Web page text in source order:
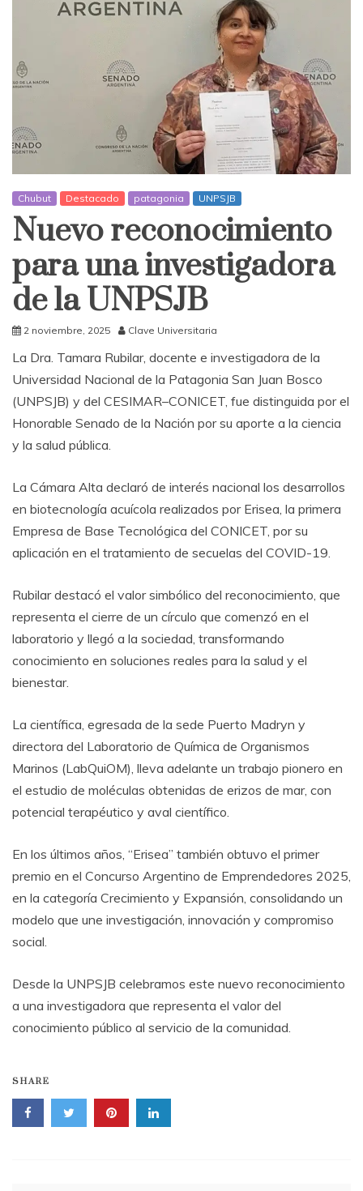
Chubut Destacado patagonia UNPSJB
Nuevo reconocimiento
para una investigadora
de la UNPSJB
2 noviembre, 2025 Clave Universitaria
La Dra. Tamara Rubilar, docente e investigadora de la
Universidad Nacional de la Patagonia San Juan Bosco
(UNPSJB) y del CESIMAR–CONICET, fue distinguida por el
Honorable Senado de la Nación por su aporte a la ciencia
y la salud pública.
La Cámara Alta declaró de interés nacional los desarrollos
en biotecnología acuícola realizados por Erisea, la primera
Empresa de Base Tecnológica del CONICET, por su
aplicación en el tratamiento de secuelas del COVID-19.
Rubilar destacó el valor simbólico del reconocimiento, que
representa el cierre de un círculo que comenzó en el
laboratorio y llegó a la sociedad, transformando
conocimiento en soluciones reales para la salud y el
bienestar.
La científica, egresada de la sede Puerto Madryn y
directora del Laboratorio de Química de Organismos
Marinos (LabQuiOM), lleva adelante un trabajo pionero en
el estudio de moléculas obtenidas de erizos de mar, con
potencial terapéutico y aval científico.
En los últimos años, “Erisea” también obtuvo el primer
premio en el Concurso Argentino de Emprendedores 2025,
en la categoría Crecimiento y Expansión, consolidando un
modelo que une investigación, innovación y compromiso
social.
Desde la UNPSJB celebramos este nuevo reconocimiento
a una investigadora que representa el valor del
conocimiento público al servicio de la comunidad.
SHARE